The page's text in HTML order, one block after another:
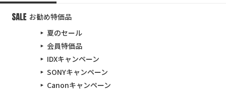
お勧め特価品
夏のセール
会員特価品
IDXキャンペーン
SONYキャンペーン
Canonキャンペーン